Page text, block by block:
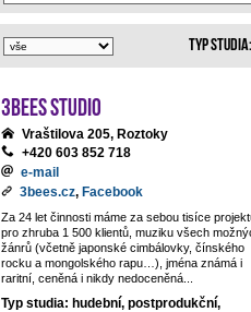
Typ studia:
3bees studio
Vraštilova 205, Roztoky
+420 603 852 718
e-mail
3bees.cz, Facebook
Za 24 let činnosti máme za sebou tisíce
pro zhruba 1 500 klientů, muziku všech
žánrů (včetně japonské cimbálovky, čínského
rocku a mongolského rapu…), jména známá i
raritní, ceněná i nikdy nedoceněná...
Typ studia: hudební, postprodukční,